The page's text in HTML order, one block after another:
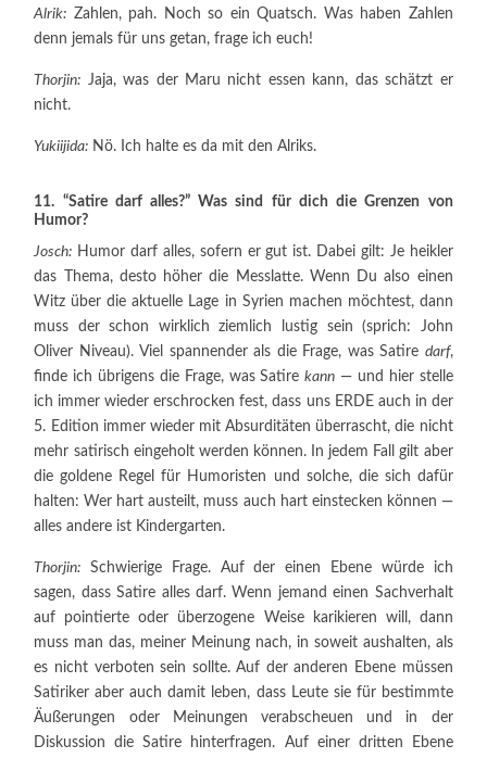
Alrik: Zahlen, pah. Noch so ein Quatsch. Was haben Zahlen
denn jemals für uns getan, frage ich euch!
Thorjin: Jaja, was der Maru nicht essen kann, das schätzt er
nicht.
Yukiijida: Nö. Ich halte es da mit den Alriks.
11. “Satire darf alles?” Was sind für dich die Grenzen von
Humor?
Josch: Humor darf alles, sofern er gut ist. Dabei gilt: Je heikler
das Thema, desto höher die Messlatte. Wenn Du also einen
Witz über die aktuelle Lage in Syrien machen möchtest, dann
muss der schon wirklich ziemlich lustig sein (sprich: John
Oliver Niveau). Viel spannender als die Frage, was Satire darf,
finde ich übrigens die Frage, was Satirekann — und hier stelle
ich immer wieder erschrocken fest, dass uns ERDE auch in der
5. Edition immer wieder mit Absurditäten überrascht, die nicht
mehr satirisch eingeholt werden können. In jedem Fall gilt aber
die goldene Regel für Humoristen und solche, die sich dafür
halten: Wer hart austeilt, muss auch hart einstecken können —
alles andere ist Kindergarten.
Thorjin: Schwierige Frage. Auf der einen Ebene würde ich
sagen, dass Satire alles darf. Wenn jemand einen Sachverhalt
auf pointierte oder überzogene Weise karikieren will, dann
muss man das, meiner Meinung nach, in soweit aushalten, als
es nicht verboten sein sollte. Auf der anderen Ebene müssen
Satiriker aber auch damit leben, dass Leute sie für bestimmte
Äußerungen oder Meinungen verabscheuen und in der
Diskussion die Satire hinterfragen. Auf einer dritten Ebene